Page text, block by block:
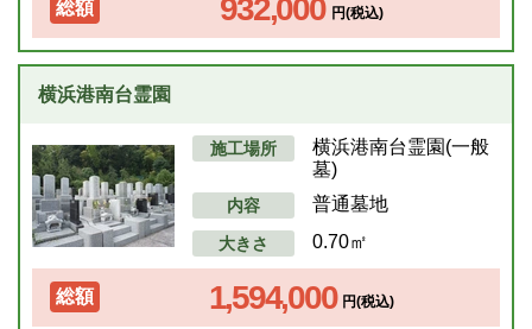
総額 932,000 円(税込)
横浜港南台霊園
施工場所
横浜港南台霊園(一般
墓)
内容 普通墓地
大きさ 0.70㎡
総額 1,594,000 円(税込)